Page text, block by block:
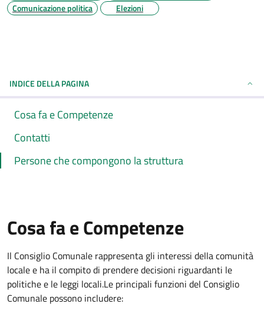
Comunicazione politica
Elezioni
INDICE DELLA PAGINA
Cosa fa e Competenze
Contatti
Persone che compongono la struttura
Cosa fa e Competenze
Il Consiglio Comunale rappresenta gli interessi della comunità
locale e ha il compito di prendere decisioni riguardanti le
politiche e le leggi locali.Le principali funzioni del Consiglio
Comunale possono includere: